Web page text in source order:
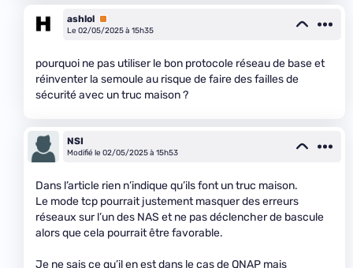
ashlol Premium
Le 02/05/2025 à 15h35
pourquoi ne pas utiliser le bon protocole réseau de base et
réinventer la semoule au risque de faire des failles de
sécurité avec un truc maison ?
NSI
Modifié le 02/05/2025 à 15h53
Dans l’article rien n’indique qu’ils font un truc maison.
Le mode tcp pourrait justement masquer des erreurs
réseaux sur l’un des NAS et ne pas déclencher de bascule
alors que cela pourrait être favorable.
Je ne sais ce qu’il en est dans le cas de QNAP mais